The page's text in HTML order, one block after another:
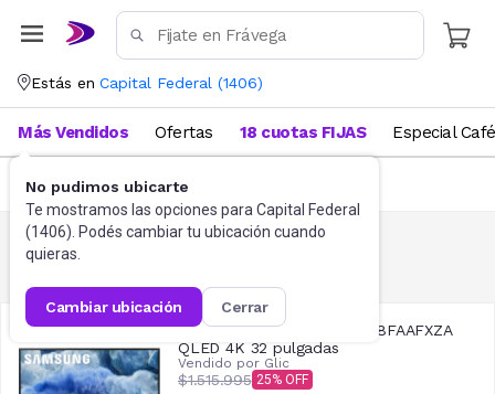
Estás en Capital Federal (1406)
No pudimos ubicarte
Te mostramos las opciones para Capital Federal
(1406). Podés cambiar tu ubicación cuando
quieras.
cambiar ubicación cerrar
Más Vendidos Ofertas 18 cuotas FIJAS Especial Café
Smart TV Samsung QN32Q8FAAFXZA
QLED 4K 32 pulgadas
Vendido por Glic
$1.515.995 25